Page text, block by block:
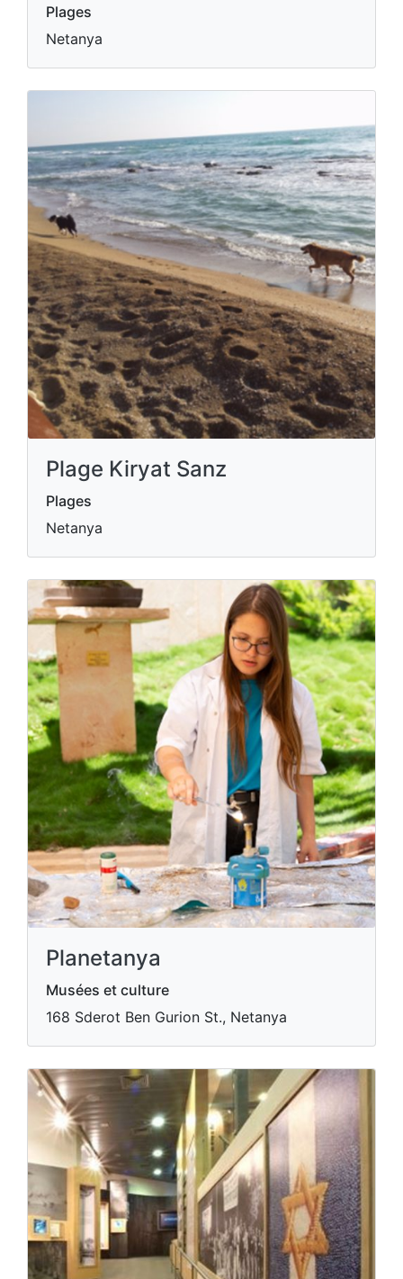
Plages
Netanya
Plage Kiryat Sanz
Plages
Netanya
Planetanya
Musées et culture
168 Sderot Ben Gurion St., Netanya